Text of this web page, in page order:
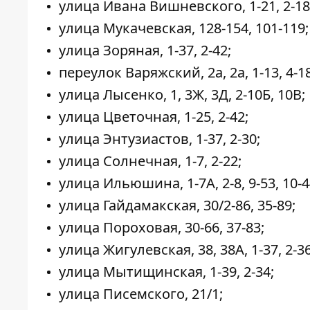
улица Ивана Вишневского, 1-21, 2-18
улица Мукачевская, 128-154, 101-119;
улица Зоряная, 1-37, 2-42;
переулок Варяжский, 2а, 2а, 1-13, 4-
улица Лысенко, 1, 3Ж, 3Д, 2-10Б, 10В;
улица Цветочная, 1-25, 2-42;
улица Энтузиастов, 1-37, 2-30;
улица Солнечная, 1-7, 2-22;
улица Ильюшина, 1-7А, 2-8, 9-53, 10-
улица Гайдамакская, 30/2-86, 35-89;
улица Пороховая, 30-66, 37-83;
улица Жигулевская, 38, 38А, 1-37, 2-
улица Мытищинская, 1-39, 2-34;
улица Писемского, 21/1;